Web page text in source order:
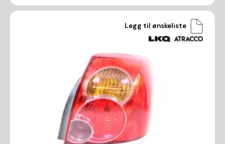
Legg til ønskeliste